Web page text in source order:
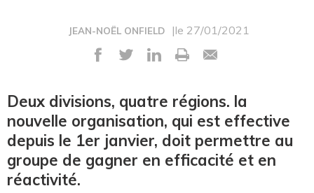
JEAN-NOËL ONFIELD |le 27/01/2021
Deux divisions, quatre régions. la
nouvelle organisation, qui est effective
depuis le 1er janvier, doit permettre au
groupe de gagner en efficacité et en
réactivité.